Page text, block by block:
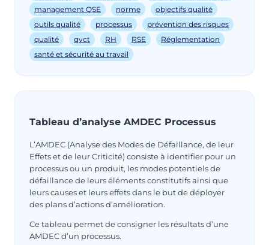
management QSE
norme
objectifs qualité
outils qualité
processus
prévention des risques
qualité
qvct RH RSE
Réglementation
santé et sécurité au travail
Tableau d’analyse AMDEC Processus
L’AMDEC (Analyse des Modes de Défaillance, de leur
Effets et de leur Criticité) consiste à identifier pour un
processus ou un produit, les modes potentiels de
défaillance de leurs éléments constitutifs ainsi que
leurs causes et leurs effets dans le but de déployer
des plans d’actions d’amélioration.
Ce tableau permet de consigner les résultats d’une
AMDEC d’un processus.